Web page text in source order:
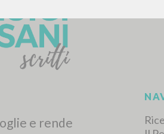
TIPOLOGIA OPERA